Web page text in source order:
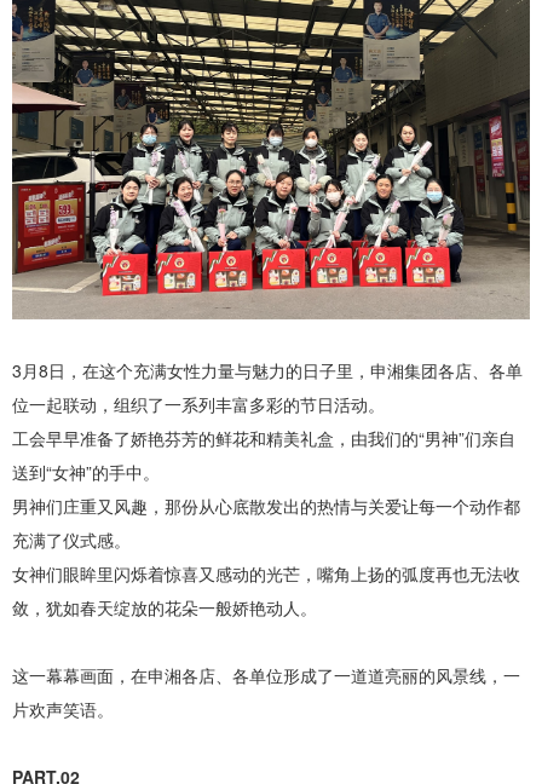
3月8日，在这个充满女性力量与魅力的日子里，申湘集团各店、各单
位一起联动，组织了一系列丰富多彩的节日活动。
工会早早准备了娇艳芬芳的鲜花和精美礼盒，由我们的“男神”们亲自
送到“女神”的手中。
男神们庄重又风趣，那份从心底散发出的热情与关爱让每一个动作都
充满了仪式感。
女神们眼眸里闪烁着惊喜又感动的光芒，嘴角上扬的弧度再也无法收
敛，犹如春天绽放的花朵一般娇艳动人。
这一幕幕画面，在申湘各店、各单位形成了一道道亮丽的风景线，一
片欢声笑语。
PART.02